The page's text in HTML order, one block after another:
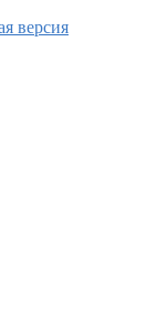
версия